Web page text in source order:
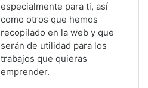
especialmente para ti, así
como otros que hemos
recopilado en la web y que
serán de utilidad para los
trabajos que quieras
emprender.